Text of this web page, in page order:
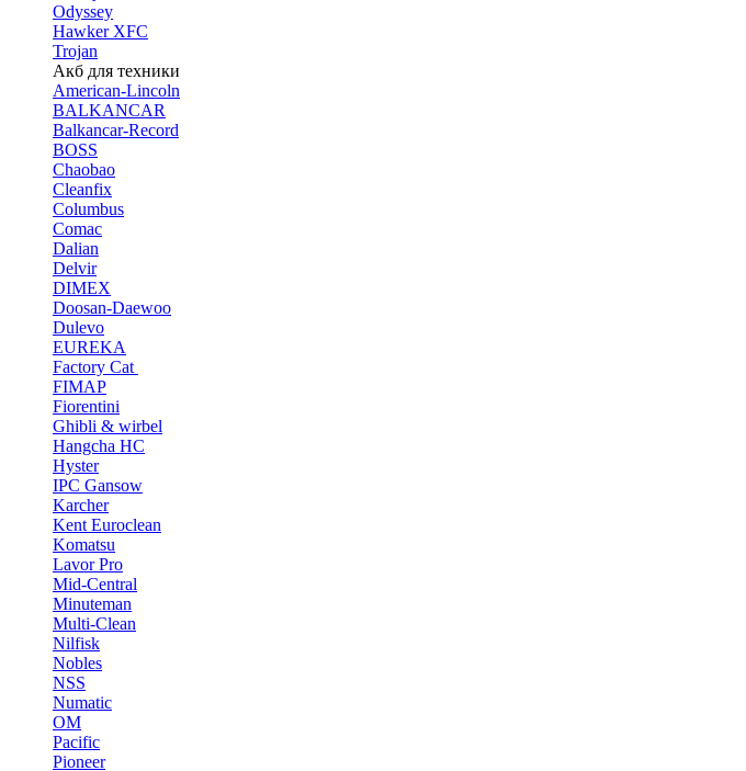
Odyssey
Hawker XFC
Trojan
Акб для техники
American-Lincoln
BALKANCAR
Balkancar-Record
BOSS
Chaobao
Cleanfix
Columbus
Comac
Dalian
Delvir
DIMEX
Doosan-Daewoo
Dulevo
EUREKA
Factory Cat
FIMAP
Fiorentini
Ghibli & wirbel
Hangcha HC
Hyster
IPC Gansow
Karcher
Kent Euroclean
Komatsu
Lavor Pro
Mid-Central
Minuteman
Multi-Clean
Nilfisk
Nobles
NSS
Numatic
OM
Pacific
Pioneer